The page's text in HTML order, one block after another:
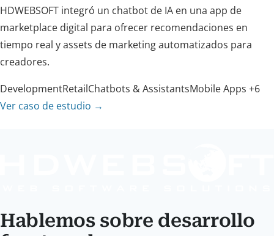
HDWEBSOFT integró un chatbot de IA en una app de
marketplace digital para ofrecer recomendaciones en
tiempo real y assets de marketing automatizados para
creadores.
DevelopmentRetailChatbots & AssistantsMobile Apps +6
Ver caso de estudio →
Hablemos sobre desarrollo